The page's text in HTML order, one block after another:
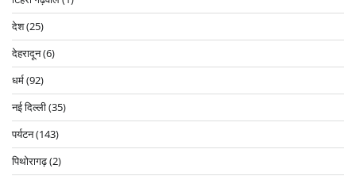
देश(25)
देहरादून(6)
धर्म(92)
नई दिल्ली(35)
पर्यटन(143)
पिथोरागढ़(2)